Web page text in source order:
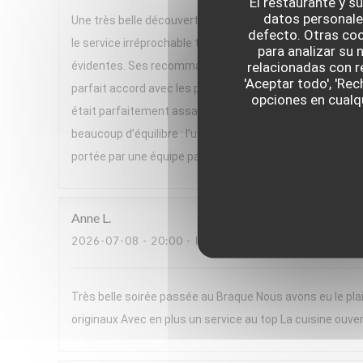
datos
defecto. Otras
para analizar su
relacionadas con
'Aceptar todo',
opciones en
Une très belle découverte ! Nous avons passé un
le service irréprochable tout au long du repas. Un
évidentes. Ses recommandations de vins, parfois
parfait accord avec les plats. Le menu, très végétal et
était parfaitement assaisonnée, pleine de saveurs et
beaucoup d’équilibre : l’un très frais, l’autre plus
portée par une équipe passionnée. Nous avons adoré
Anne L
2026-07-08 - 20:00 - INVITADOS 2
Très belle soirée passée au Braque Nous avons eu le
originaux Avec en plus un service au top La cuisine